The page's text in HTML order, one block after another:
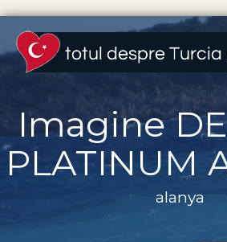
Imagine
PLATINUM
alanya